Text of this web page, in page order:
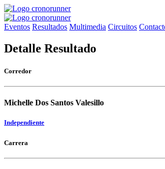
Eventos Resultados Multimedia Circuitos
Detalle Resultado
Corredor
Michelle Dos Santos Valesillo
Independiente
Carrera